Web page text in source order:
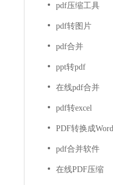
pdf压缩工具
pdf转图片
pdf合并
ppt转pdf
在线pdf合并
pdf转excel
PDF转换成Word
pdf合并软件
在线PDF压缩